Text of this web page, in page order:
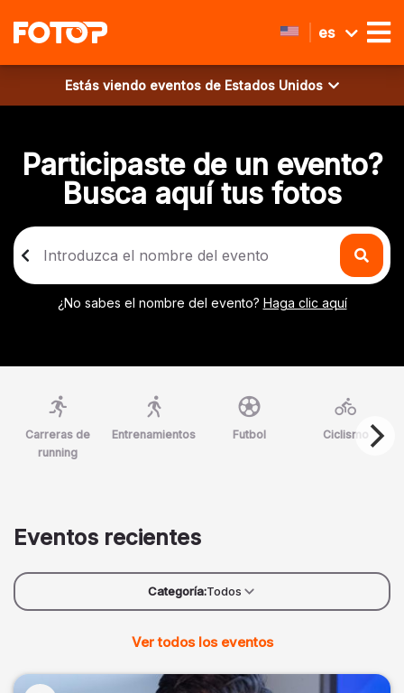
es
Estás viendo eventos de Estados Unidos
Participaste de un evento?
Busca aquí tus fotos
¿No sabes el nombre del evento? Haga clic aquí
Carreras de
running
Entrenamientos Futbol Ciclismo
Eventos recientes
Categoría:Todos
Ver todos los eventos